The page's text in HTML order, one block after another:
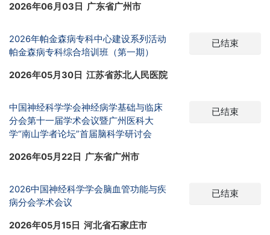
2026年06月03日 广东省广州市
2026年帕金森病专科中心建设系列活动
帕金森病专科综合培训班（第一期）
2026年05月30日 江苏省苏北人民医院
已结束
中国神经科学学会神经病学基础与临床
分会第十一届学术会议暨广州医科大
学“南山学者论坛”首届脑科学研讨会
2026年05月22日 广东省广州市
已结束
2026中国神经科学学会脑血管功能与疾
病分会学术会议
2026年05月15日 河北省石家庄市
已结束